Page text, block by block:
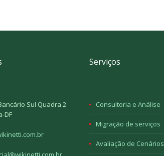
Sul Quadra 2
DF
Serviços
Consultoria e Análise
Migração de serviços
Avaliação de Cenários